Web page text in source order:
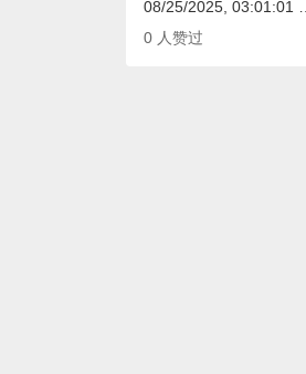
08/25/2025, 03:01:01 …
0 人赞过